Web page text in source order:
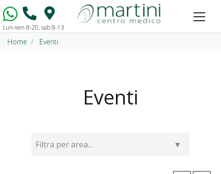
Vai al contenuto
Lun-ven 8-20, sab 8-13
Home Eventi
Eventi